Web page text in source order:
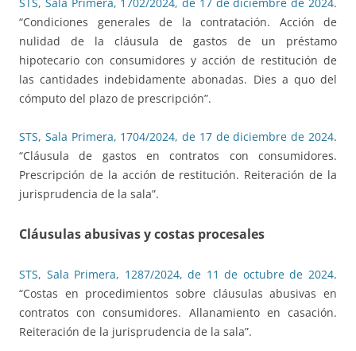
STS, Sala Primera, 1702/2024, de 17 de diciembre de 2024.
“Condiciones generales de la contratación. Acción de
nulidad de la cláusula de gastos de un préstamo
hipotecario con consumidores y acción de restitución de
las cantidades indebidamente abonadas. Dies a quo del
cómputo del plazo de prescripción”.
STS, Sala Primera, 1704/2024, de 17 de diciembre de 2024.
“Cláusula de gastos en contratos con consumidores.
Prescripción de la acción de restitución. Reiteración de la
jurisprudencia de la sala”.
Cláusulas abusivas y costas procesales
STS, Sala Primera, 1287/2024, de 11 de octubre de 2024.
“Costas en procedimientos sobre cláusulas abusivas en
contratos con consumidores. Allanamiento en casación.
Reiteración de la jurisprudencia de la sala”.